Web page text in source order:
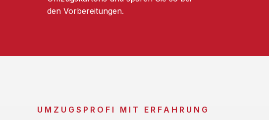
den Vorbereitungen.
UMZUGSPROFI MIT ERFAHRUNG